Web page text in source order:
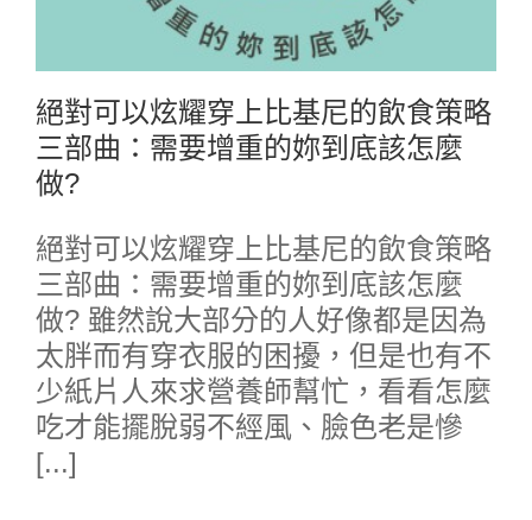
絕對可以炫耀穿上比基尼的飲食策略
三部曲：需要增重的妳到底該怎麼
做?
絕對可以炫耀穿上比基尼的飲食策略
三部曲：需要增重的妳到底該怎麼
做? 雖然說大部分的人好像都是因為
太胖而有穿衣服的困擾，但是也有不
少紙片人來求營養師幫忙，看看怎麼
吃才能擺脫弱不經風、臉色老是慘
[...]